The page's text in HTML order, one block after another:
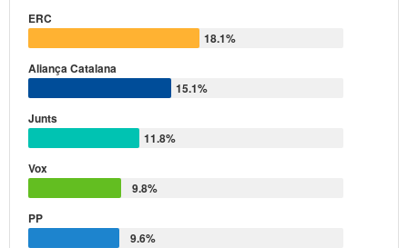
ERC
18.1%
Aliança Catalana
15.1%
Junts
11.8%
Vox
9.8%
PP
9.6%